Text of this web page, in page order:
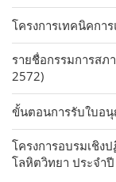
โครงการเทคนิคกา
รายชื่อกรรมการสภ
2572)
ขั้นตอนการรับใบอ
โครงการอบรมเชิง
โลหิตวิทยา ประจำปี